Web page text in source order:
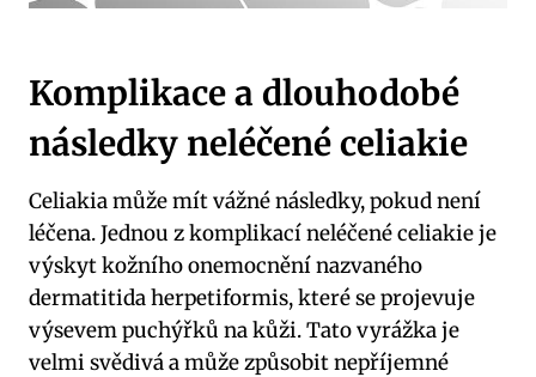
Komplikace a dlouhodobé
následky neléčené celiakie
Celiakia může mít vážné následky, pokud není
léčena. Jednou z komplikací neléčené celiakie je
výskyt kožního onemocnění nazvaného
dermatitida herpetiformis, které se projevuje
výsevem puchýřků na kůži. Tato vyrážka je
velmi svědivá a může způsobit nepříjemné